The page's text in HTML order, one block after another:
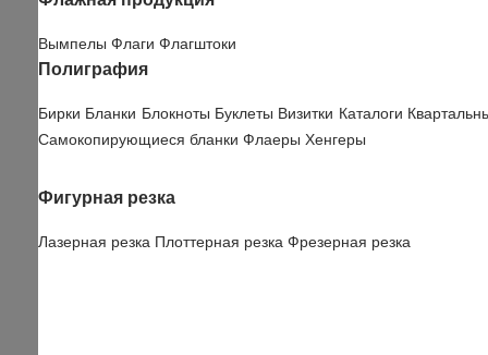
Вымпелы Флаги Флагштоки
Полиграфия
Бирки Бланки Блокноты Буклеты Визитки Каталоги
Самокопирующиеся бланки Флаеры Хенгеры
Фигурная резка
Лазерная резка Плоттерная резка Фрезерная резка